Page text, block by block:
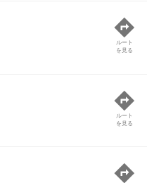
ルート
を見る
ルート
を見る